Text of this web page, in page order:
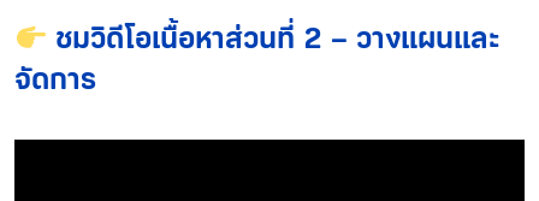
ชมวิดีโอเนื้อหาส่วนที่ 2 – วางแผนและ
จัดการ